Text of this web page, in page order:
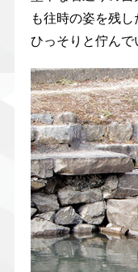
も往時の姿を残
ひっそりと佇んで